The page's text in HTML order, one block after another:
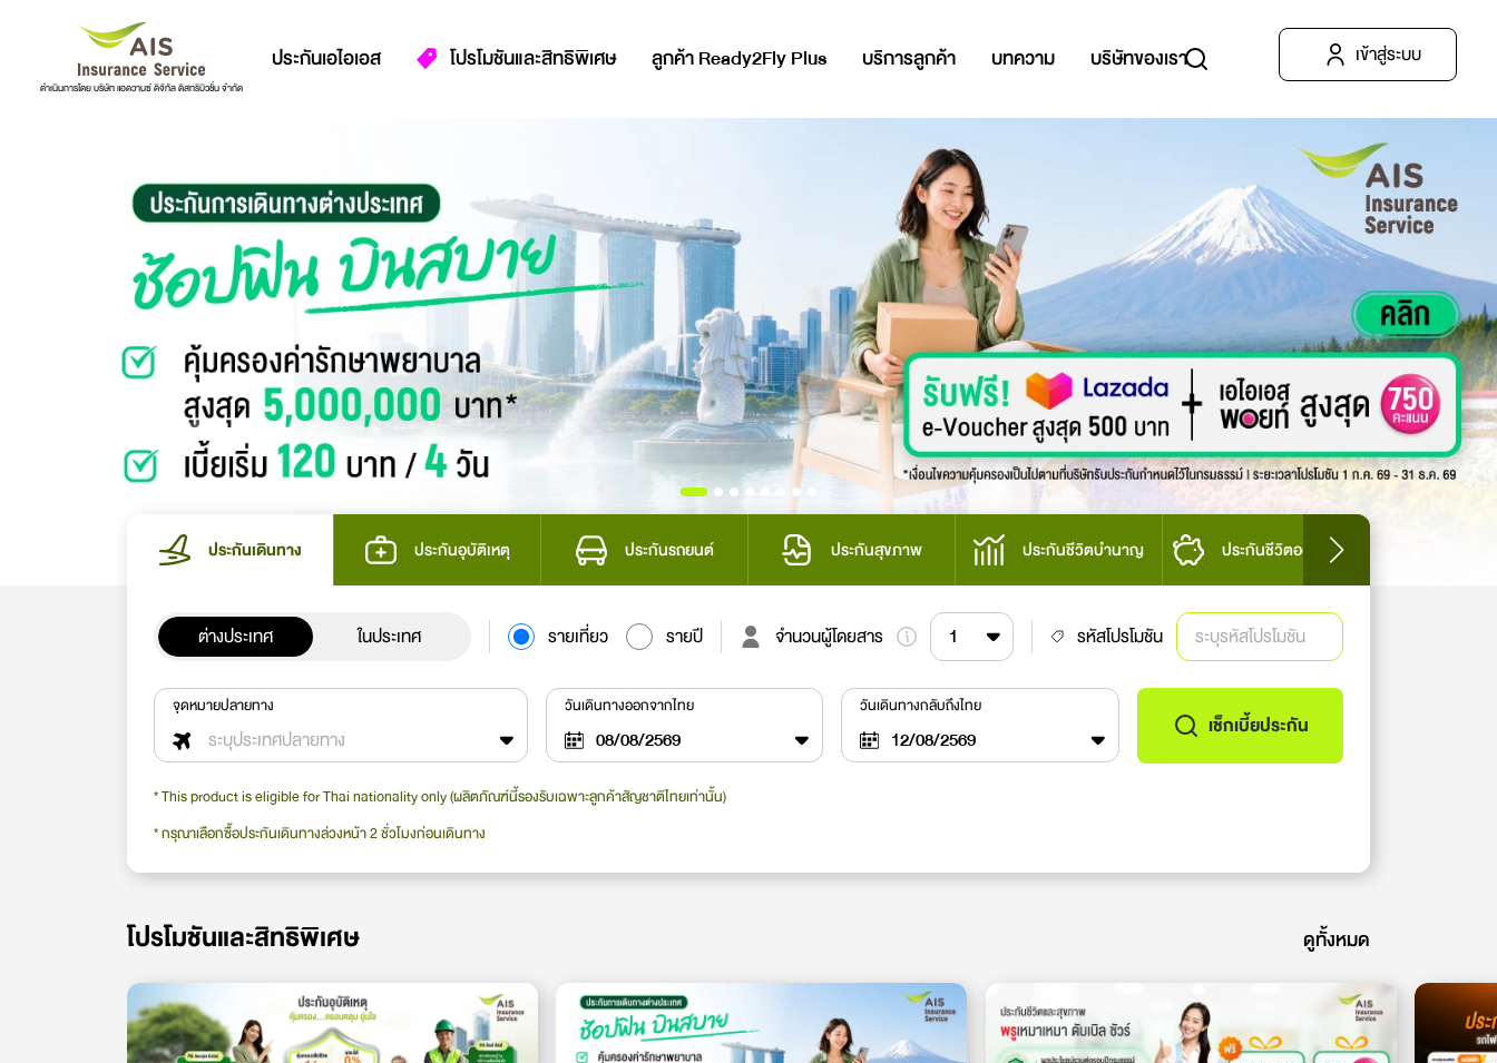
ดำเนินการโดย บริษัท แอดวานซ์ ดิจิทัล ดิสทริบิวชั่น จำกัด
ประกันเอไอเอส โปรโมชันและสิทธิพิเศษ ลูกค้า Ready2Fly Plus บริการลูกค้า บทความ บริษัทของเรา เข้าสู่ระบบ
ประกันเดินทาง ประกันอุบัติเหตุ ประกันรถยนต์ ประกันสุขภาพ ประกันชีวิตบำนาญ ประกันชีวิตออมทรัพย์
ต่างประเทศ ในประเทศ รายเที่ยว รายปี จำนวนผู้โดยสาร 1 รหัสโปรโมชัน
จุดหมายปลายทาง
ระบุประเทศปลายทาง
วันเดินทางออกจากไทย วันเดินทางกลับถึงไทย
เช็กเบี้ยประกัน
* This product is eligible for Thai nationality only (ผลิตภัณฑ์นี้รองรับเฉพาะลูกค้าสัญชาติไทยเท่านั้น)
* กรุณาเลือกซื้อประกันเดินทางล่วงหน้า 2 ชั่วโมงก่อนเดินทาง
โปรโมชันและสิทธิพิเศษ ดูทั้งหมด